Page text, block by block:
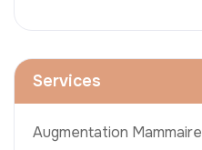
Services
Augmentation Mammaire